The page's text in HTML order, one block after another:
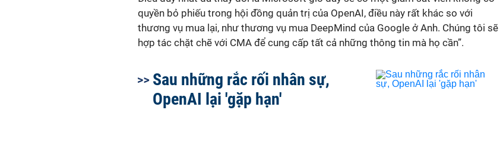
quyền bỏ phiếu trong hội đồng quản trị của OpenAI, điều này rất khác so với
thương vụ mua lại, như thương vụ mua DeepMind của Google ở Anh. Chúng tôi sẽ
hợp tác chặt chẽ với CMA để cung cấp tất cả những thông tin mà họ cần”.
Sau những rắc rối nhân sự,
OpenAI lại 'gặp hạn'